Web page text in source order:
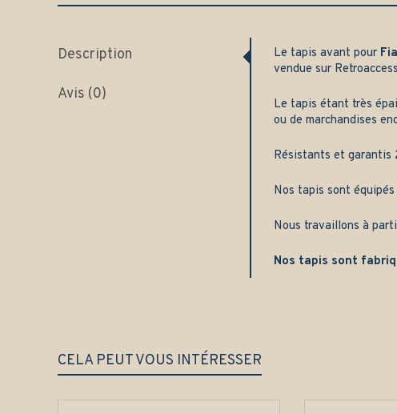
Description
Avis (0)
Le tapis avant pour
vendue sur
Le tapis étant très
ou de marchandises
Résistants et garantis
Nos tapis sont
Nous travaillons à
Nos tapis sont
CELA PEUT VOUS INTÉRESSER